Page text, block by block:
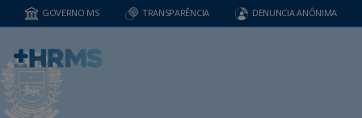
GOVERNO MS TRANSPARÊNCIA DENUNCIA ANÔNIMA